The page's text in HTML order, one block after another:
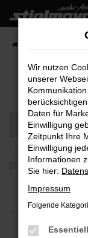
Zum
Hauptinhalt
springen
Wir nutzen
unserer
Daten für
Einwilligung
Zeitpunkt Ihre
Einwilligung
Informationen
Sie hier:
Impressum
Folgende
Essentiell